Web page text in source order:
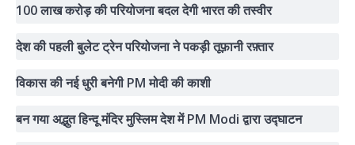
100 लाख करोड़ की परियोजना बदल देगी भारत की तस्वीर
देश की पहली बुलेट ट्रेन परियोजना ने पकड़ी तूफ़ानी रफ़्तार
विकास की नई धुरी बनेगी PM मोदी की काशी
बन गया अद्भुत हिन्दू मंदिर मुस्लिम देश में PM Modi द्वारा उद्घाटन